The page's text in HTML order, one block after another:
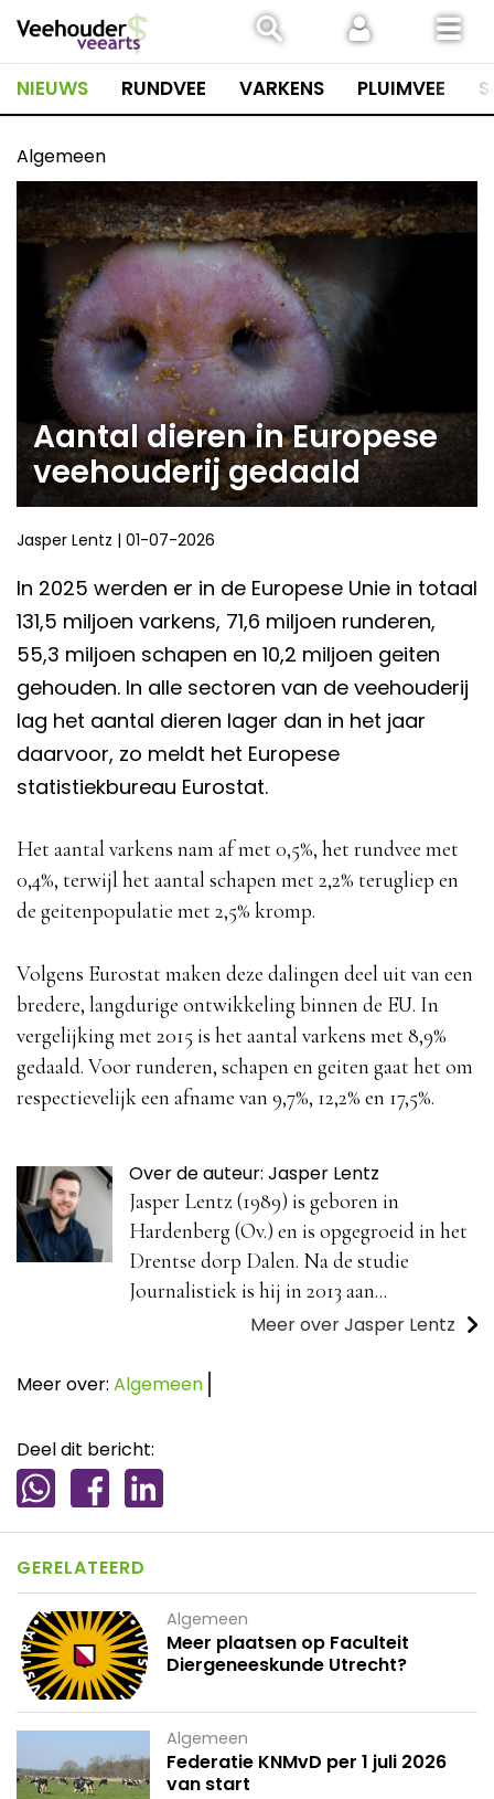
naar
inhoud
NIEUWS RUNDVEE VARKENS PLUIMVEE
Algemeen
Aantal dieren in Europese
veehouderij gedaald
Jasper Lentz | 01-07-2026
In 2025 werden er in de Europese Unie in totaal
131,5 miljoen varkens, 71,6 miljoen runderen,
55,3 miljoen schapen en 10,2 miljoen geiten
gehouden. In alle sectoren van de veehouderij
lag het aantal dieren lager dan in het jaar
daarvoor, zo meldt het Europese
statistiekbureau Eurostat.
Het aantal varkens nam af met 0,5%, het rundvee met
0,4%, terwijl het aantal schapen met 2,2% terugliep en
de geitenpopulatie met 2,5% kromp.
Volgens Eurostat maken deze dalingen deel uit van een
bredere, langdurige ontwikkeling binnen de EU. In
vergelijking met 2015 is het aantal varkens met 8,9%
gedaald. Voor runderen, schapen en geiten gaat het om
respectievelijk een afname van 9,7%, 12,2% en 17,5%.
Over de auteur: Jasper Lentz
Jasper Lentz (1989) is geboren in
Hardenberg (Ov.) en is opgegroeid in het
Drentse dorp Dalen. Na de studie
Journalistiek is hij in 2013 aan...
Meer over Jasper Lentz
Meer over: Algemeen
Deel dit bericht:
GERELATEERD
Algemeen
Meer plaatsen op Faculteit
Diergeneeskunde Utrecht?
Algemeen
Federatie KNMvD per 1 juli 2026
van start